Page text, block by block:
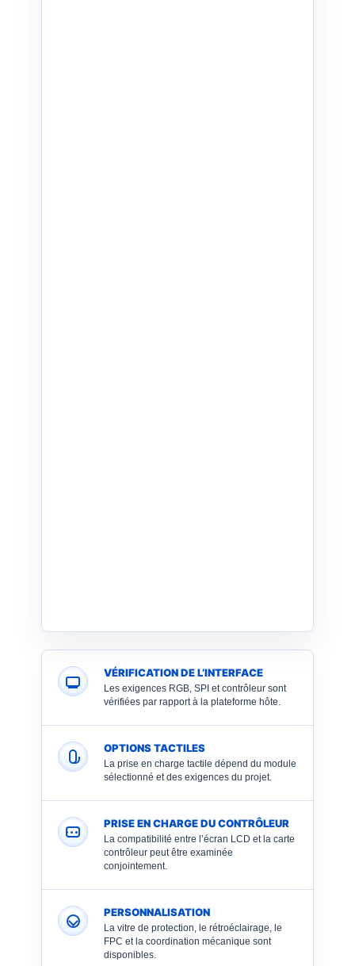
VÉRIFICATION DE L’INTERFACE
Les exigences RGB, SPI et contrôleur sont
vérifiées par rapport à la plateforme hôte.
OPTIONS TACTILES
La prise en charge tactile dépend du module
sélectionné et des exigences du projet.
PRISE EN CHARGE DU CONTRÔLEUR
La compatibilité entre l’écran LCD et la carte
contrôleur peut être examinée
conjointement.
PERSONNALISATION
La vitre de protection, le rétroéclairage, le
FPC et la coordination mécanique sont
disponibles.